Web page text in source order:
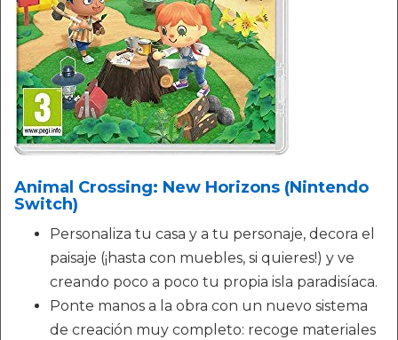
Animal Crossing: New Horizons (Nintendo
Switch)
Personaliza tu casa y a tu personaje, decora el
paisaje (¡hasta con muebles, si quieres!) y ve
creando poco a poco tu propia isla paradisíaca.
Ponte manos a la obra con un nuevo sistema
de creación muy completo: recoge materiales